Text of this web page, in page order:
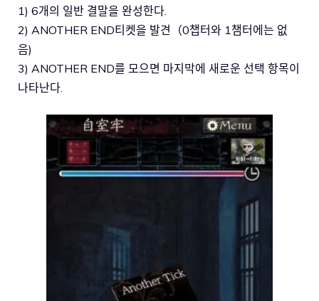
1) 6개의 일반 결말을 완성한다.
2) ANOTHER END티켓을 발견（0챕터와 1챔터에는 없
음)
3) ANOTHER END를 모으면 마지막에 새로운 선택 항목이
나타난다.